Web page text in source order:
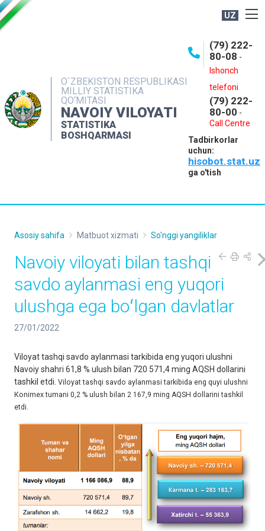
UZ
O`ZBEKISTON RESPUBLIKASI
MILLIY STATISTIKA
QO‘MITASI
NAVOIY VILOYATI
STATISTIKA
BOSHQARMASI
(79) 222-
80-08 -
Ishonch
telefoni
(79) 222-
80-00 -
Call Centre
Tadbirkorlar
uchun:
hisobot.stat.uz
ga o'tish
OCHIQ MA'LUMOTLAR
INTERAKTIV XIZMATLAR
MUROJAATLAR
Asosiy sahifa Matbuot xizmati So'nggi yangiliklar
Navoiy viloyati bilan tashqi
savdo aylanmasi eng yuqori
ulushga ega boʻlgan davlatlar
27/01/2022
Viloyat tashqi savdo aylanmasi tarkibida eng yuqori ulushni
Nаvoiy shahri 61,8 % ulush bilan 720 571,4 ming AQSH dollarini
tashkil etdi. Viloyat tashqi savdo aylanmasi tarkibida eng quyi ulushni
Коnimex tumani 0,2 % ulush bilan 2 167,9 ming AQSH dollarini tashkil
etdi.